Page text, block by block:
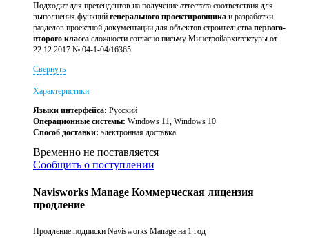
Подходит для претендентов на получение аттестата соответствия для
выполнения функций генерального проектировщика и разработки
разделов проектной документации для объектов строительства первого-
второго класса сложности согласно письму Минстройархитектуры от
22.12.2017 № 04-1-04/16365
Свернуть
Характеристики
Языки интерфейса: Русский
Операционные системы: Windows 11, Windows 10
Способ доставки: электронная доставка
Временно не поставляется
Сообщить о поступлении
Navisworks Manage Коммерческая лицензия
продление
Продление подписки Navisworks Manage на 1 год